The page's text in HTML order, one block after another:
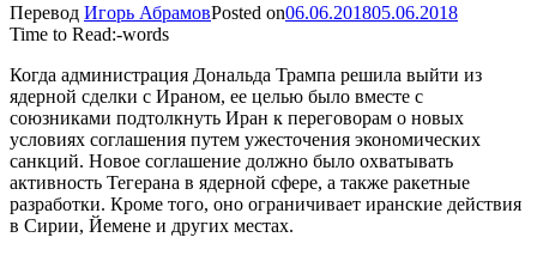
Перевод Игорь АбрамовPosted on06.06.201805.06.2018
Time to Read:-words
Когда администрация Дональда Трампа решила выйти из
ядерной сделки с Ираном, ее целью было вместе с
союзниками подтолкнуть Иран к переговорам о новых
условиях соглашения путем ужесточения экономических
санкций. Новое соглашение должно было охватывать
активность Тегерана в ядерной сфере, а также ракетные
разработки. Кроме того, оно ограничивает иранские действия
в Сирии, Йемене и других местах.